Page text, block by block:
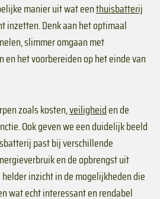
manier uit wat eenthuisbatterij
inzetten. Denk aan het optimaal
slimmer omgaan met
het voorbereiden op het einde van
zoals kosten,veiligheiden de
Ook geven we een duidelijk beeld
past bij verschillende
en de opbrengst uit
inzicht in de mogelijkheden die
wat echt interessant en rendabel